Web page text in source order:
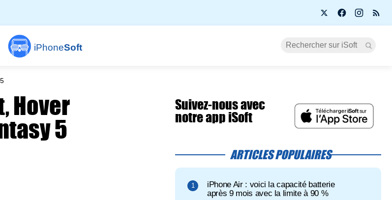
iPhoneSoft
Hover
5
Suivez-nous avec
notre app iSoft
ARTICLES POPULAIRES
iPhone Air : voici la capacité batterie
après 9 mois avec la limite à 90 %